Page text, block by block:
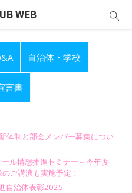
WEB
自治体・学校
言書
体制と部会メンバー募集につい
ル構想推進セミナー～今年度
ご講演も実施予定！
自治体表彰2025